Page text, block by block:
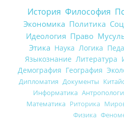
История Философия
Экономика Политика
Идеология Право
Этика Наука Логика
Языкознание Литература
Демография География
Дипломатия Документы
Информатика
Математика Риторика
Физика